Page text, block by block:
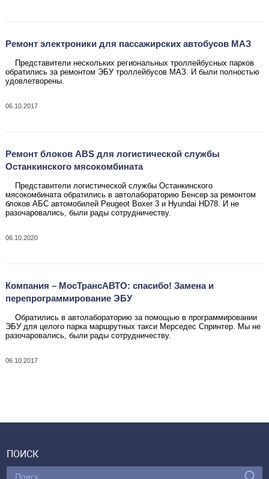
Ремонт электроники для пассажирских автобусов МАЗ
Представители нескольких региональных троллейбусных парков
обратились за ремонтом ЭБУ троллейбусов МАЗ . И были полностью
удовлетворены
06.10.2017
Ремонт блоков ABS для логистической службы
Останкинского мясокомбината
Представители логистической службы Останкинского
мясокомбината обратились в автолабораторию Бенсер за ремонтом
блоков АБС автомобилей Peugeot Boxer 3 и Hyundai HD78. И не
разочаровались , были рады сотрудничеству.
06.10.2020
Компания – МосТрансАВТО: спасибо! Замена и
перепрограммирование ЭБУ
Обратились в автолабораторию за помощью в программировании
ЭБУ для целого парка маршрутных такси Мерседес Спринтер. Мы не
разочаровались, были рады сотрудничеству.
06.10.2017
ПОИСК